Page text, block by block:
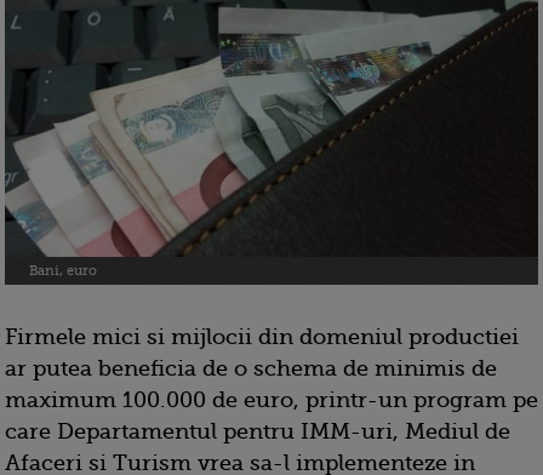
Bani, euro
Firmele mici si mijlocii din domeniul productiei
ar putea beneficia de o schema de minimis de
maximum 100.000 de euro, printr-un program pe
care Departamentul pentru IMM-uri, Mediul de
Afaceri si Turism vrea sa-l implementeze in